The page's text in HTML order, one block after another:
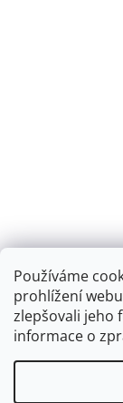
Používáme
prohlížení
zlepšovali jeho
informace o